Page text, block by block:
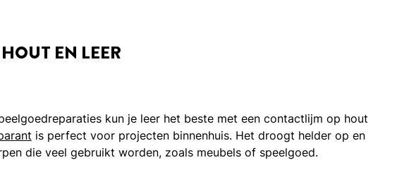
EN LEER
kun je leer het beste met een contactlijm op hout
is perfect voor projecten binnenhuis. Het droogt helder op en
die veel gebruikt worden, zoals meubels of speelgoed.